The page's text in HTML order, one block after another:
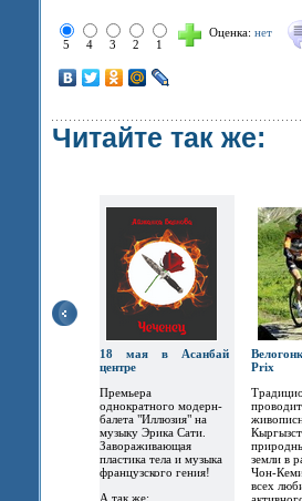
5 4 3 2 1
Оценка: нет
Читайте так же:
18 мая в Асанбай
центре
Премьера
однократного модерн-
балета "Иллюзия" на
музыку Эрика Сати.
Завораживающая
пластика тела и музыка
французского гения!
А так же:
Prix
земли в
Чон-
всех